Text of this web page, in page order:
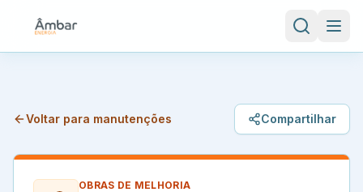
Voltar para manutenções Compartilhar
OBRAS DE MELHORIA